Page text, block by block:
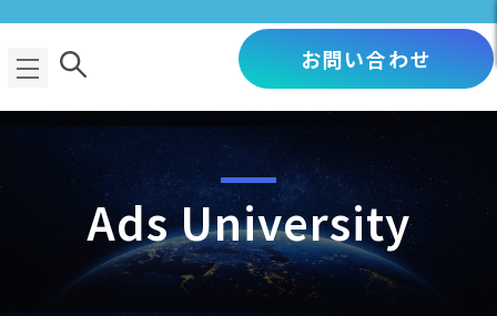
お問い合わせ
Ads University